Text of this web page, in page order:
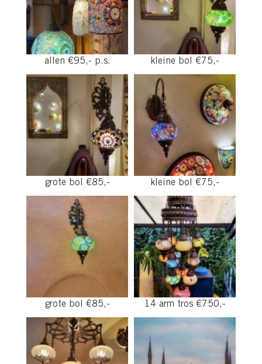
allen €95,- p.s. kleine bol €75,-
grote bol €85,- kleine bol €75,-
grote bol €85,- 14 arm tros €750,-